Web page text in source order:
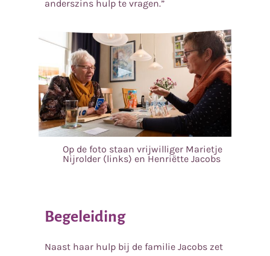
anderszins hulp te vragen.”
Op de foto staan vrijwilliger Marietje
Nijrolder (links) en Henriëtte Jacobs
Begeleiding
Naast haar hulp bij de familie Jacobs zet